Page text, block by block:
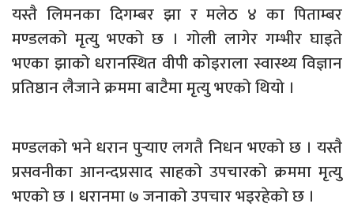
यस्तै लिमनका दिगम्बर झा र मलेठ ४ का पिताम्बर
मण्डलको मृत्यु भएको छ । गोली लागेर गम्भीर घाइते
भएका झाको धरानस्थित वीपी कोइराला स्वास्थ्य विज्ञान
प्रतिष्ठान लैजाने क्रममा बाटैमा मृत्यु भएको थियो ।
मण्डलको भने धरान पुर्‍याए लगतै निधन भएको छ । यस्तै
प्रसवनीका आनन्दप्रसाद साहको उपचारको क्रममा मृत्यु
भएको छ । धरानमा ७ जनाको उपचार भइरहेको छ ।